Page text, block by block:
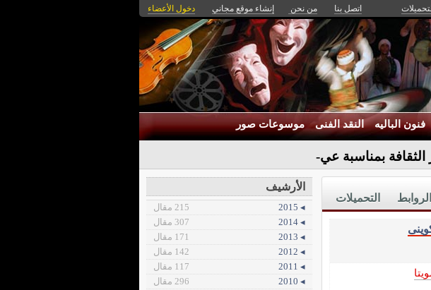
اتصل بنا من نحن إنشاء موقع مجاني دخول الأعضاء
فنون الباليه النقد الفنى موسوعات صور
بمناسبة عيد الأضح_
التحميلات الروابط
الأرشيف
◂ 2015
215 مقال
◂ 2014
307 مقال
◂ 2013
171 مقال
◂ 2012
142 مقال
◂ 2011
117 مقال
◂ 2010
296 مقال